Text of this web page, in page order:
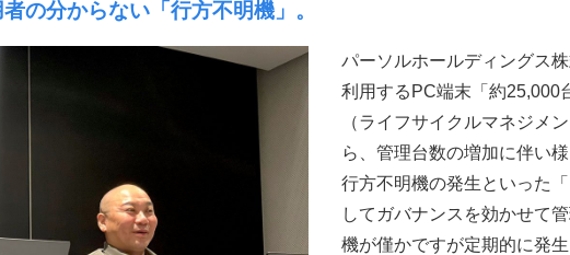
の分からない「行方不明機」。
パーソルホールディングス
利用するPC端末「約25,000
（ライフサイクルマネジメ
ら、管理台数の増加に伴い
行方不明機の発生といった
してガバナンスを効かせて
機が僅かですが定期的に発